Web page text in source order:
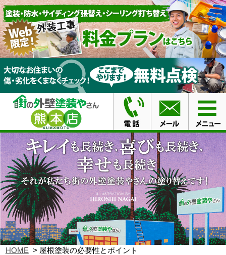
HOME 屋根塗装の必要性とポイント